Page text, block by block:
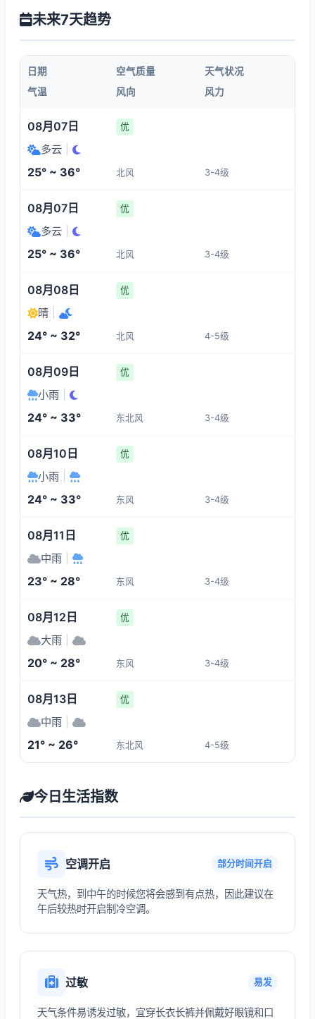
32° 32°
18:00
29°
4-5
19:00 21:00
04:00
26°
3-4
22:00 00:00
25°
3-4 3-4
08:00
30°
09:00
4-5
未来7天趋势
日期 空气质量
天气状况
气温
风向 风力
08月07日 优
多云
25° ~ 36° 北风 3-4级
08月07日 优
多云
25° ~ 36° 北风 3-4级
08月08日 优
晴
24° ~ 32° 北风 4-5级
08月09日 优
小雨
24° ~ 33° 东北风 3-4级
08月10日 优
小雨
24° ~ 33° 东风 3-4级
08月11日 优
中雨
23° ~ 28° 东风 3-4级
08月12日 优
大雨
20° ~ 28° 东风 3-4级
08月13日 优
中雨
21° ~ 26° 东北风 4-5级
今日生活指数
空调开启 部分时间开启
天气热，到中午的时候您将会感到有点热，因此建议在
午后较热时开启制冷空调。
过敏 易发
天气条件易诱发过敏，宜穿长衣长裤并佩戴好眼镜和口